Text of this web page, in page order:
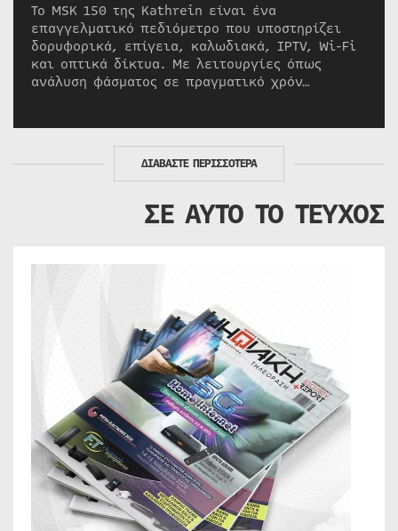
Το MSK 150 της Kathrein είναι ένα
επαγγελματικό πεδιόμετρο που υποστηρίζει
δορυφορικά, επίγεια, καλωδιακά, IPTV, Wi-Fi
και οπτικά δίκτυα. Με λειτουργίες όπως
ανάλυση φάσματος σε πραγματικό χρόν…
ΔΙΑΒΑΣΤΕ ΠΕΡΙΣΣΟΤΕΡΑ
ΣΕ ΑΥΤΟ ΤΟ ΤΕΥΧΟΣ